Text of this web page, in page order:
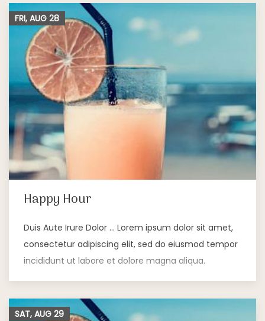
Happy Hour
Duis Aute Irure Dolor … Lorem ipsum dolor sit amet,
consectetur adipiscing elit, sed do eiusmod tempor
incididunt ut labore et dolore magna aliqua.
FRI, AUG 28
SAT, AUG 29